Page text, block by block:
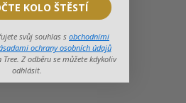
KOLO ŠTĚSTÍ
svůj souhlas s obchodními
ochrany osobních údajů
Z odběru se můžete kdykoliv
odhlásit.